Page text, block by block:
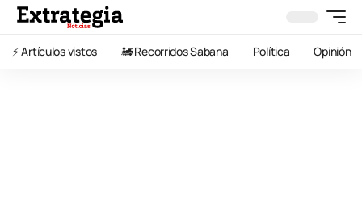
⚡️ Artículos vistos 🚂 Recorridos Sabana Política Opinión